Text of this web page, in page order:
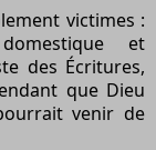
victimes :
et
des Écritures,
que Dieu
venir de